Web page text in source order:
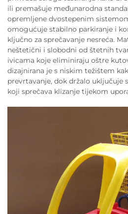
ili premašuje međunarodna
opremljene dvostepenim
omogućuje stabilno parkiranje i
ključno za sprečavanje nesreća.
neštetični i slobodni od štetnih
ivicama koje eliminiraju oštre
dizajnirana je s niskim težištem
prevrtavanje, dok držalo uključuje
koji sprečava klizanje tijekom